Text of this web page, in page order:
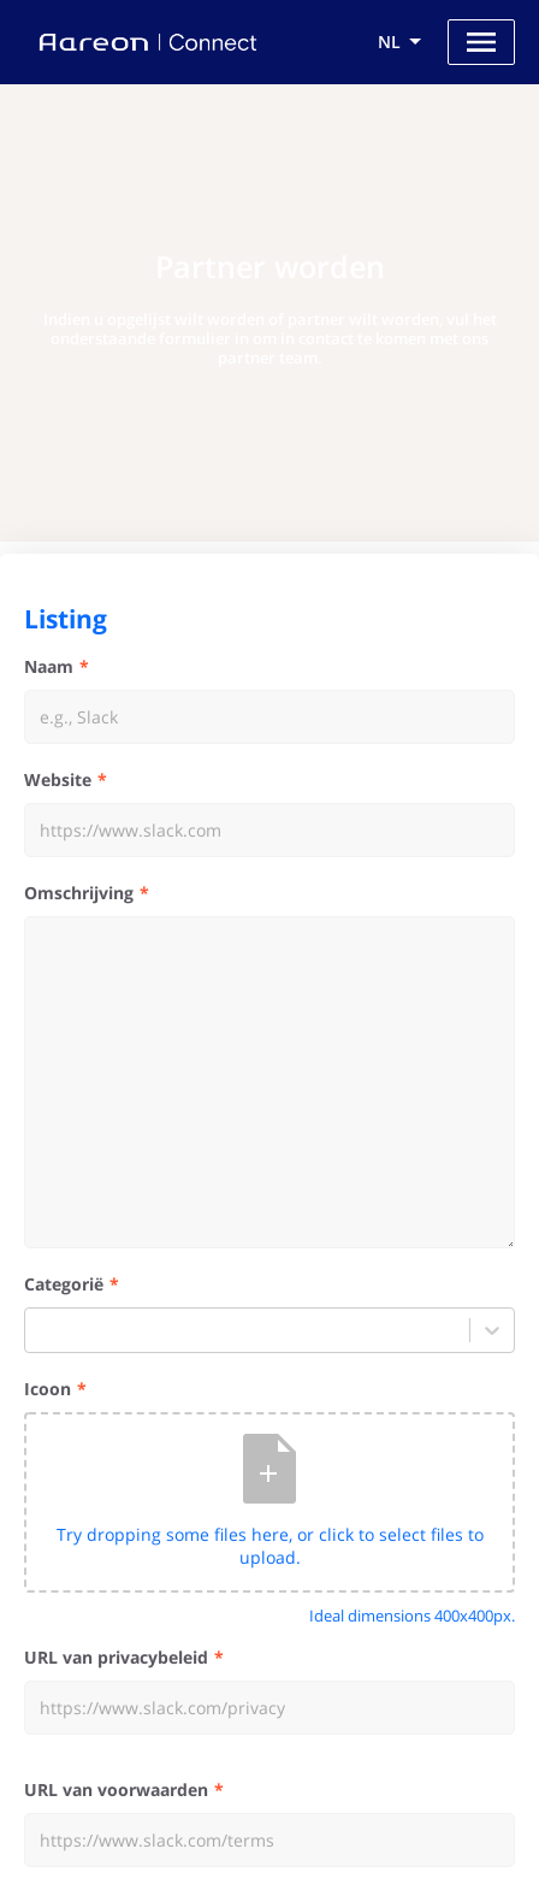
NL
Listing
Naam
Website
Omschrijving
Categorië
Icoon
Try dropping some files here, or click to select files to
upload.
Ideal dimensions 400x400px.
URL van privacybeleid
URL van voorwaarden